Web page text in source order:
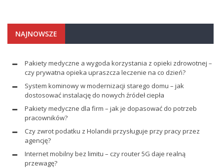
NAJNOWSZE
Pakiety medyczne a wygoda korzystania z opieki zdrowotnej –
czy prywatna opieka upraszcza leczenie na co dzień?
System kominowy w modernizacji starego domu – jak
dostosować instalację do nowych źródeł ciepła
Pakiety medyczne dla firm – jak je dopasować do potrzeb
pracowników?
Czy zwrot podatku z Holandii przysługuje przy pracy przez
agencję?
Internet mobilny bez limitu – czy router 5G daje realną
przewagę?